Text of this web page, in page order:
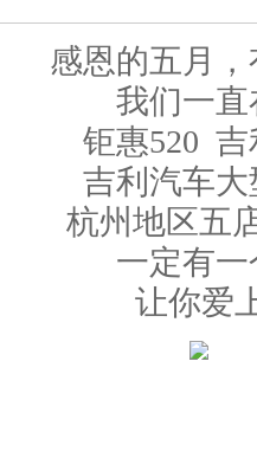
感恩的五月，
我们一直
钜惠520 吉
吉利汽车大
杭州地区五店
一定有一
让你爱上